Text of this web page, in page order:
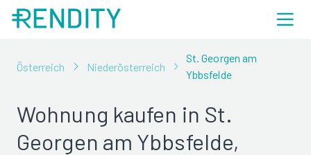
Österreich Niederösterreich
St. Georgen am
Ybbsfelde
Wohnung kaufen in St.
Georgen am Ybbsfelde,